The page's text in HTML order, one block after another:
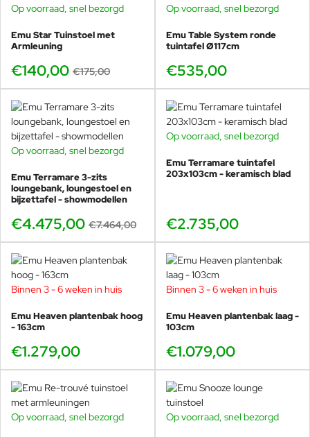
Voor horeca: slim om per seizoen te rouleren en alles
Direct bestellen of eerst in het
echt zien?
Wilt u de kleur zeker weten, stoelen ernaast proberen en
meteen de juiste maat kiezen? Kom langs in onze showroom
in Voorschoten. Wij hebben Nova vaak opgesteld en helpen
u direct met een set die klopt.
nodig? Kies dan deNova 90x90
. Veurst levert vaak het
snelst door onze grote EMU voorraad.
-20%
Op voorraad, snel bezorgd
Emu Star Tuinstoel met
Armleuning
€140,00 €175,00
Op voorraad, snel bezorgd
Emu Table System ronde
tuintafel Ø117cm
€535,00
BUNDELKORTING
-40%
Op voorraad, snel bezorgd
Emu Terramare 3-zits
loungebank, loungestoel en
bijzettafel - showmodellen
€4.475,00 €7.464,00
Op voorraad, snel bezorgd
Emu Terramare tuintafel
203x103cm - keramisch blad
€2.735,00
Binnen 3 - 6 weken in huis
Emu Heaven plantenbak hoog
- 163cm
€1.279,00
Binnen 3 - 6 weken in huis
Emu Heaven plantenbak laag -
103cm
€1.079,00
Op voorraad, snel bezorgd -17%
Op voorraad, snel bezorgd